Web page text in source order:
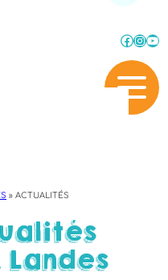
» ACTUALITÉS
Landes